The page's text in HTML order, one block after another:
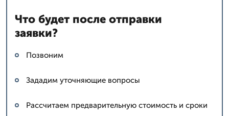
Что будет после отправки
заявки?
Позвоним
Зададим уточняющие вопросы
Рассчитаем предварительную стоимость и сроки